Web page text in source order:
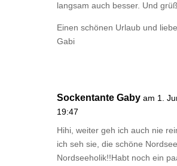
langsam auch besser. Und
Einen schönen Urlaub und
Gabi
Sockentante Gaby am 1.
19:47
Hihi, weiter geh ich auch nie
ich seh sie, die schöne
Nordseeholik!!Habt noch ein